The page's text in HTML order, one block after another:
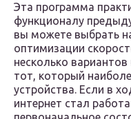
Эта программа
функционалу
вы можете выбрать
оптимизации
несколько
тот, который
устройства. Если в
интернет стал